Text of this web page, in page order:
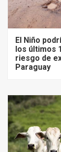
El Niño
los últimos
riesgo de
Paraguay